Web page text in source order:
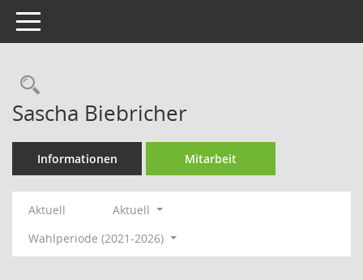
Toggle navigation
Rechercheauswahl
Sascha Biebricher
Informationen Mitarbeit
Aktuell
Aktuell
Wahlperiode (2021-2026)